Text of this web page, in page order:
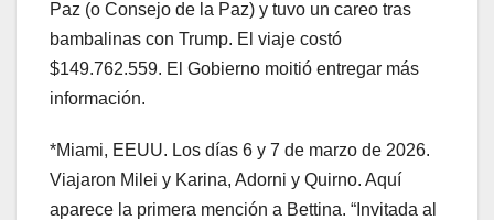
Paz (o Consejo de la Paz) y tuvo un careo tras
bambalinas con Trump. El viaje costó
$149.762.559. El Gobierno moitió entregar más
información.
*Miami, EEUU. Los días 6 y 7 de marzo de 2026.
Viajaron Milei y Karina, Adorni y Quirno. Aquí
aparece la primera mención a Bettina. “Invitada al